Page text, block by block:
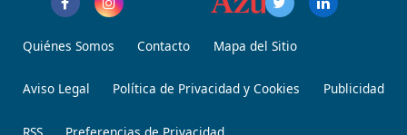
Quiénes Somos Contacto Mapa del Sitio
Aviso Legal Política de Privacidad y Cookies Publicidad